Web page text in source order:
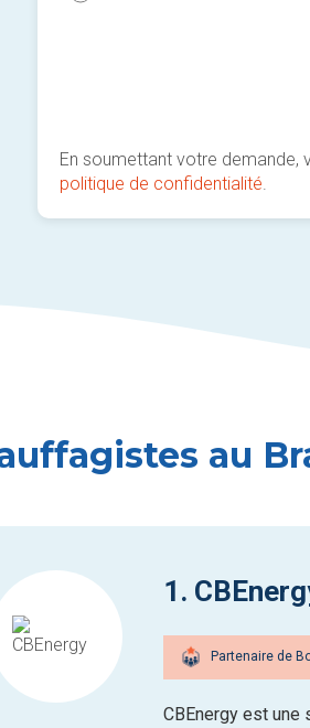
En soumettant votre
politique de confidentialité.
au
1.
Partenaire de
CBEnergy est une